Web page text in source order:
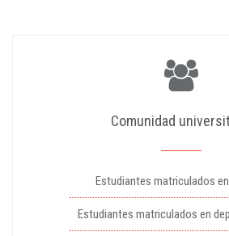
Comunidad
Estudiantes matriculados
Estudiantes matriculados en